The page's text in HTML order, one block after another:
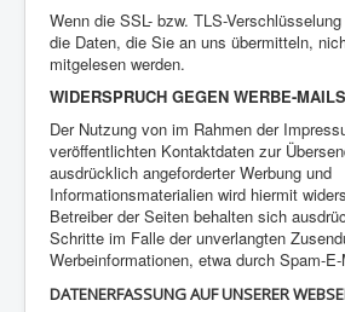
Wenn die SSL- bzw. TLS-
die Daten, die Sie an uns übermitteln,
mitgelesen werden.
WIDERSPRUCH GEGEN WERBE-MAILS
Der Nutzung von im Rahmen der
veröffentlichten Kontaktdaten zur
ausdrücklich angeforderter Werbung und
Informationsmaterialien wird hiermit
Betreiber der Seiten behalten sich
Schritte im Falle der unverlangten
Werbeinformationen, etwa durch Spam-
DATENERFASSUNG AUF UNSERER